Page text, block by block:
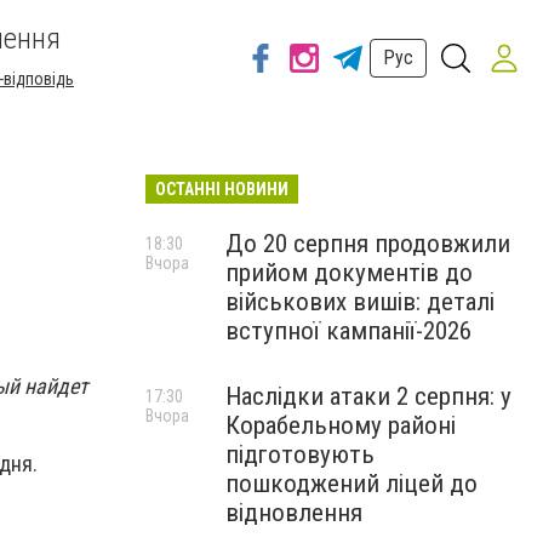
Рус
найдет
ОСТАННІ НОВИНИ
До 20 серпня продовжили
прийом документів до
військових вишів: деталі
вступної кампанії-2026
18:30
Вчора
Наслідки атаки 2 серпня: у
Корабельному районі
підготовують
пошкоджений ліцей до
відновлення
17:30
Вчора